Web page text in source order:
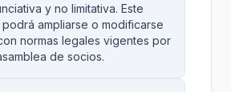
y no limitativa. Este
ampliarse o modificarse
normas legales vigentes por
de socios.